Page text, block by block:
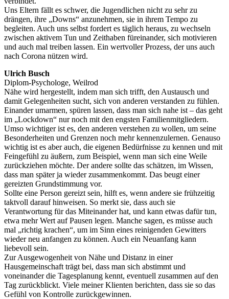
Uns Eltern fällt es schwer, die Jugendlichen nicht zu sehr zu
drängen, ihre „Downs“ anzunehmen, sie in ihrem Tempo zu
begleiten. Auch uns selbst fordert es täglich heraus, zu wechseln
zwischen aktivem Tun und Zeithaben füreinander, sich motivieren
und auch mal treiben lassen. Ein wertvoller Prozess, der uns auch
nach Corona nützen wird.
Ulrich Busch
Diplom-Psychologe, Weilrod
Nähe wird hergestellt, indem man sich trifft, den Austausch und
damit Gelegenheiten sucht, sich von anderen verstanden zu fühlen.
Einander umarmen, spüren lassen, dass man sich nahe ist – das geht
im „Lockdown“ nur noch mit den engsten Familienmitgliedern.
Umso wichtiger ist es, den anderen verstehen zu wollen, um seine
Besonderheiten und Grenzen noch mehr kennenzulernen. Genauso
wichtig ist es aber auch, die eigenen Bedürfnisse zu kennen und mit
Feingefühl zu äußern, zum Beispiel, wenn man sich eine Weile
zurückziehen möchte. Der andere sollte das schätzen, im Wissen,
dass man später ja wieder zusammenkommt. Das beugt einer
gereizten Grundstimmung vor.
Sollte eine Person gereizt sein, hilft es, wenn andere sie frühzeitig
taktvoll darauf hinweisen. So merkt sie, dass auch sie
Verantwortung für das Miteinander hat, und kann etwas dafür tun,
etwa mehr Wert auf Pausen legen. Manche sagen, es müsse auch
mal „richtig krachen“, um im Sinn eines reinigenden Gewitters
wieder neu anfangen zu können. Auch ein Neuanfang kann
liebevoll sein.
Zur Ausgewogenheit von Nähe und Distanz in einer
Hausgemeinschaft trägt bei, dass man sich abstimmt und
voneinander die Tagesplanung kennt, eventuell zusammen auf den
Tag zurückblickt. Viele meiner Klienten berichten, dass sie so das
Gefühl von Kontrolle zurückgewinnen.